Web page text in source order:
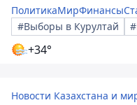
ПолитикаМирФинансы
#Выборы в Курултай
+34°
Новости Казахстана и